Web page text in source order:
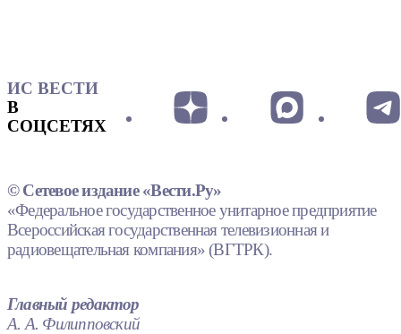
ИС ВЕСТИ
В
СОЦСЕТЯХ
© Сетевое издание «Вести.Ру»
«Федеральное государственное унитарное предприятие
Всероссийская государственная телевизионная и
радиовещательная компания» (ВГТРК).
Главный редактор
А. А. Филипповский